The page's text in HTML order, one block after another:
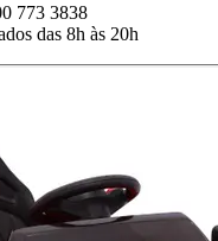
773 3838
das 8h às 20h